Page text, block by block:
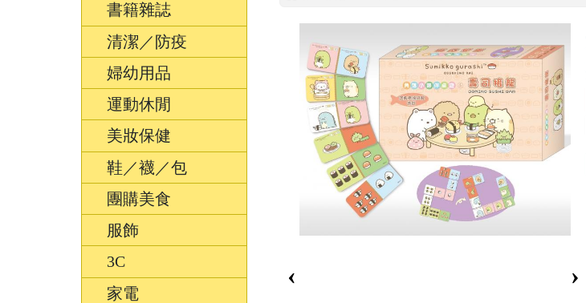
書籍雜誌
清潔／防疫
婦幼用品
運動休閒
美妝保健
鞋／襪／包
團購美食
服飾
3C
家電
‹ ›